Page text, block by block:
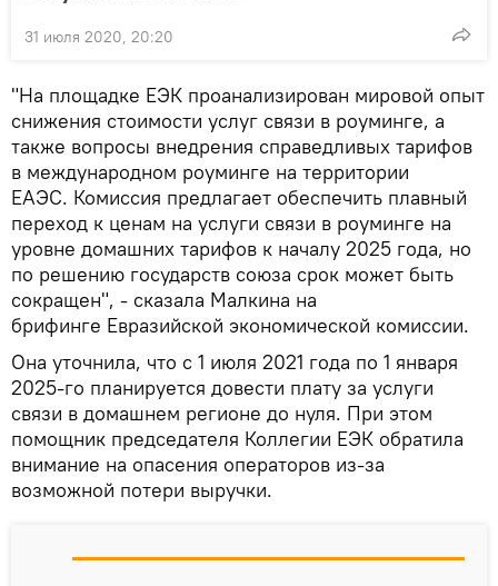
31 июля 2020, 20:20
"На площадке ЕЭК проанализирован мировой опыт
снижения стоимости услуг связи в роуминге, а
также вопросы внедрения справедливых тарифов
в международном роуминге на территории
ЕАЭС. Комиссия предлагает обеспечить плавный
переход к ценам на услуги связи в роуминге на
уровне домашних тарифов к началу 2025 года, но
по решению государств союза срок может быть
сокращен", - сказала Малкина на
брифинге Евразийской экономической комиссии.
Она уточнила, что с 1 июля 2021 года по 1 января
2025-го планируется довести плату за услуги
связи в домашнем регионе до нуля. При этом
помощник председателя Коллегии ЕЭК обратила
внимание на опасения операторов из-за
возможной потери выручки.